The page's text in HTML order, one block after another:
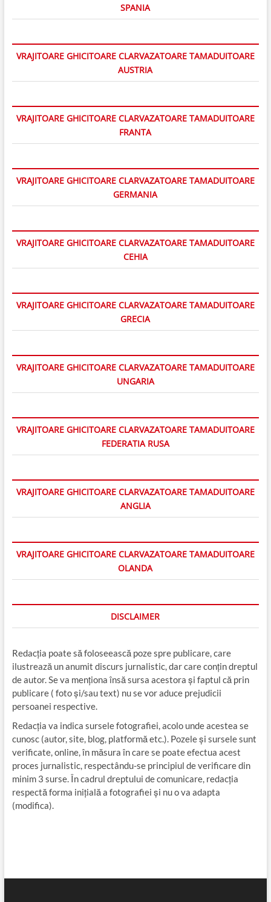
SPANIA
VRAJITOARE GHICITOARE CLARVAZATOARE TAMADUITOARE
AUSTRIA
VRAJITOARE GHICITOARE CLARVAZATOARE TAMADUITOARE
FRANTA
VRAJITOARE GHICITOARE CLARVAZATOARE TAMADUITOARE
GERMANIA
VRAJITOARE GHICITOARE CLARVAZATOARE TAMADUITOARE
CEHIA
VRAJITOARE GHICITOARE CLARVAZATOARE TAMADUITOARE
GRECIA
VRAJITOARE GHICITOARE CLARVAZATOARE TAMADUITOARE
UNGARIA
VRAJITOARE GHICITOARE CLARVAZATOARE TAMADUITOARE
FEDERATIA RUSA
VRAJITOARE GHICITOARE CLARVAZATOARE TAMADUITOARE
ANGLIA
VRAJITOARE GHICITOARE CLARVAZATOARE TAMADUITOARE
OLANDA
DISCLAIMER
Redacția poate să foloseească poze spre publicare, care
ilustrează un anumit discurs jurnalistic, dar care conțin dreptul
de autor. Se va menționa însă sursa acestora și faptul că prin
publicare ( foto și/sau text) nu se vor aduce prejudicii
persoanei respective.
Redacția va indica sursele fotografiei, acolo unde acestea se
cunosc (autor, site, blog, platformă etc.). Pozele și sursele sunt
verificate, online, în măsura în care se poate efectua acest
proces jurnalistic, respectându-se principiul de verificare din
minim 3 surse. În cadrul dreptului de comunicare, redacția
respectă forma inițială a fotografiei și nu o va adapta
(modifica).